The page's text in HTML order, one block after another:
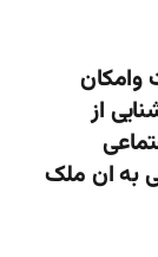
وامکان
از
به ان ملک